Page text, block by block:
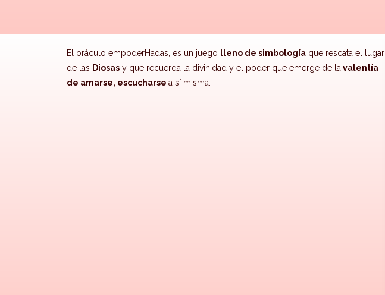
El oráculo empoderHadas, es un juego lleno de simbología que rescata el lugar
de las Diosas y que recuerda la divinidad y el poder que emerge de la valentía
de amarse, escucharse a sí misma.